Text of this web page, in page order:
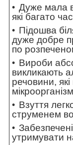
Дуже мала
які багато
Підошва
дуже добре
по
Вироби
викликають
речовини,
Взуття
струменем
утримувати